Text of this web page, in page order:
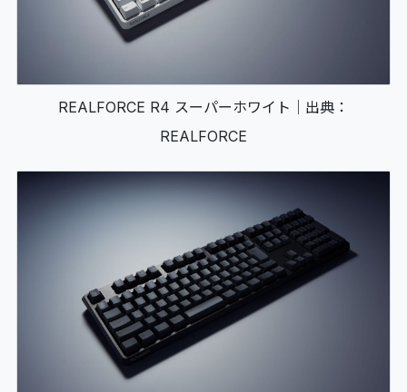
REALFORCE R4 スーパーホワイト｜出典：
REALFORCE